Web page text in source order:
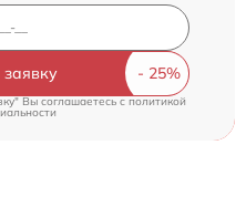
заявку
Вы соглашаетесь cполитикой